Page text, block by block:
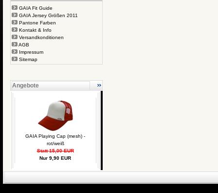
GAIA Fit Guide
GAIA Jersey Größen 2011
Pantone Farben
Kontakt & Info
Versandkonditionen
AGB
Impressum
Sitemap
Angebote
GAIA Playing Cap (mesh) -
rot/weiß
Statt 15,00 EUR
Nur 9,90 EUR